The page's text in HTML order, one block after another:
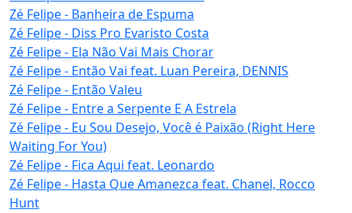
Zé Felipe - Banheira de Espuma
Zé Felipe - Diss Pro Evaristo Costa
Zé Felipe - Ela Não Vai Mais Chorar
Zé Felipe - Então Vai feat. Luan Pereira, DENNIS
Zé Felipe - Então Valeu
Zé Felipe - Entre a Serpente E A Estrela
Zé Felipe - Eu Sou Desejo, Você é Paixão (Right Here
Waiting For You)
Zé Felipe - Fica Aqui feat. Leonardo
Zé Felipe - Hasta Que Amanezca feat. Chanel, Rocco
Hunt